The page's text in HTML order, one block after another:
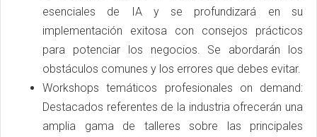
esenciales de IA y se profundizará en su
implementación exitosa con consejos prácticos
para potenciar los negocios. Se abordarán los
obstáculos comunes y los errores que debes evitar.
Workshops temáticos profesionales on demand:
Destacados referentes de la industria ofrecerán una
amplia gama de talleres sobre las principales